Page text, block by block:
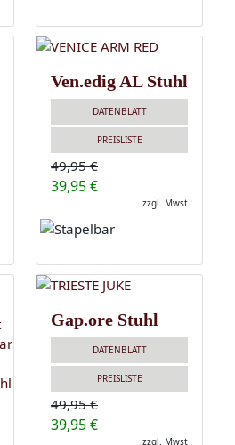
Ven.edig AL Stuhl
DATENBLATT
PREISLISTE
49,95 €
39,95 €
zzgl. Mwst
Gap.ore Stuhl
DATENBLATT
PREISLISTE
49,95 €
39,95 €
zzgl. Mwst